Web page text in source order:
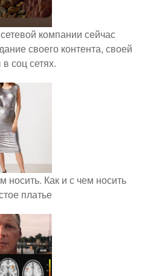
компании сейчас
своего контента, своей
соц сетях.
носить. Как и с чем носить
платье